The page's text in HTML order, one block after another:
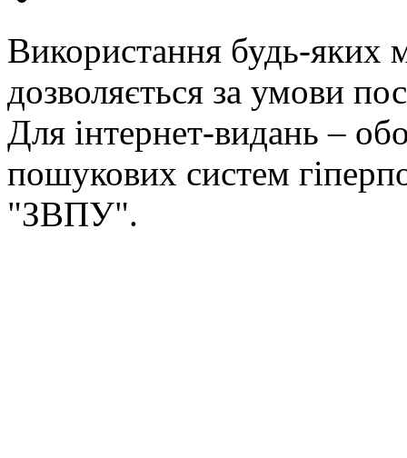
Використання будь-яких
дозволяється за умови
Для інтернет-видань –
пошукових систем
"ЗВПУ".